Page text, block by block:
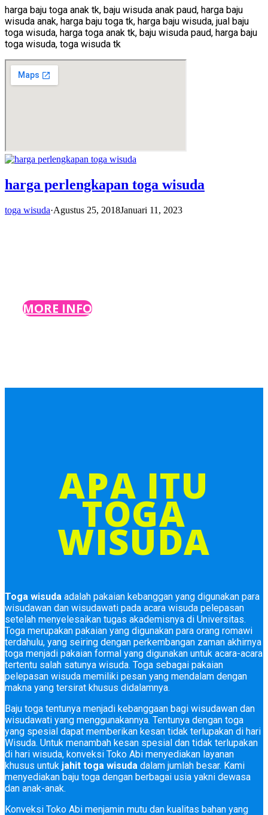
harga baju toga anak tk, baju wisuda anak paud, harga baju
wisuda anak, harga baju toga tk, harga baju wisuda, jual baju
toga wisuda, harga toga anak tk, baju wisuda paud, harga baju
toga wisuda, toga wisuda tk
harga perlengkapan toga wisuda
toga wisuda·Agustus 25, 2018Januari 11, 2023
MORE INFO
APA ITU
TOGA
WISUDA
Toga wisuda adalah pakaian kebanggan yang digunakan para
wisudawan dan wisudawati pada acara wisuda pelepasan
setelah menyelesaikan tugas akademisnya di Universitas.
Toga merupakan pakaian yang digunakan para orang romawi
terdahulu, yang seiring dengan perkembangan zaman akhirnya
toga menjadi pakaian formal yang digunakan untuk acara-acara
tertentu salah satunya wisuda. Toga sebagai pakaian
pelepasan wisuda memiliki pesan yang mendalam dengan
makna yang tersirat khusus didalamnya.
Baju toga tentunya menjadi kebanggaan bagi wisudawan dan
wisudawati yang menggunakannya. Tentunya dengan toga
yang spesial dapat memberikan kesan tidak terlupakan di hari
Wisuda. Untuk menambah kesan spesial dan tidak terlupakan
di hari wisuda, konveksi Toko Abi menyediakan layanan
khusus untuk jahit toga wisuda dalam jumlah besar. Kami
menyediakan baju toga dengan berbagai usia yakni dewasa
dan anak-anak.
Konveksi Toko Abi menjamin mutu dan kualitas bahan yang